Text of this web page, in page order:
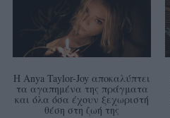
Η Anya Taylor-Joy αποκαλύπτει
τα αγαπημένα της πράγματα
και όλα όσα έχουν ξεχωριστή
θέση στη ζωή της